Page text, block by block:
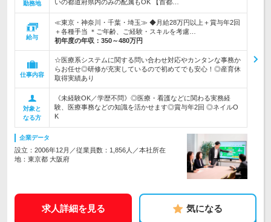
勤務地
いの都道府県内のみの配属もOK 【首都…
給与
≪東京・神奈川・千葉・埼玉≫ ◆月給28万円以上＋賞与年2回
＋各種手当 ＊ご年齢、ご経験・スキルを考慮…
初年度の年収： 350～480万円
仕事内容
☆医療系システムに関する問い合わせ対応やカンタンな事務か
らお任せ◎研修が充実しているので初めてでも安心！◎産育休
取得実績あり
対象と
なる方
《未経験OK／学歴不問》◎医療・看護などに関わる実務経
験、医療事務などの知識を活かせます◎賞与年2回 ◎ネイルO
K
企業データ
設立：2006年12月／従業員数：1,856人／本社所在
地：東京都 大阪府
求人詳細を見る 気になる